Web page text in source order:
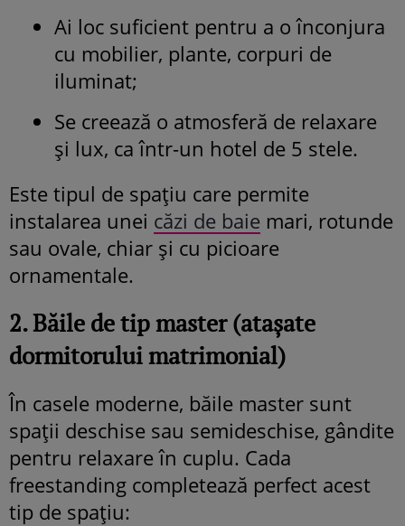
Ai loc suficient pentru a o înconjura
cu mobilier, plante, corpuri de
iluminat;
Se creează o atmosferă de relaxare
și lux, ca într-un hotel de 5 stele.
Este tipul de spațiu care permite
instalarea unei căzi de baie mari, rotunde
sau ovale, chiar și cu picioare
ornamentale.
2. Băile de tip master (atașate
dormitorului matrimonial)
În casele moderne, băile master sunt
spații deschise sau semideschise, gândite
pentru relaxare în cuplu. Cada
freestanding completează perfect acest
tip de spațiu: